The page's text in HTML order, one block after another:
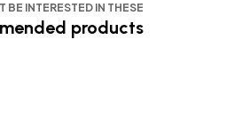
BE INTERESTED IN THESE
products